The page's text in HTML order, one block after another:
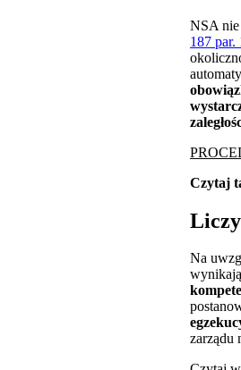
NSA nie
187 par.
Czytaj
Na
zarządu